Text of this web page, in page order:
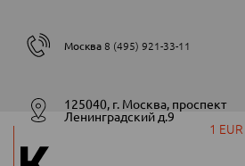
125040, г. Москва, проспект
Ленинградский д.9
Москва 8 (495) 921-33-11
1